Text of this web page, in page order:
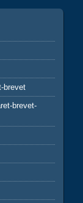
brevet
brevet-